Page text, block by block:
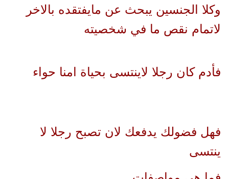
وكلا الجنسين يبحث عن مايفتقده بالاخر
لاتمام نقص ما في شخصيته
فأدم كان رجلا لاينتسى بحياة امنا حواء
فهل فضولك يدفعك لان تصبح رجلا لا
ينتسى